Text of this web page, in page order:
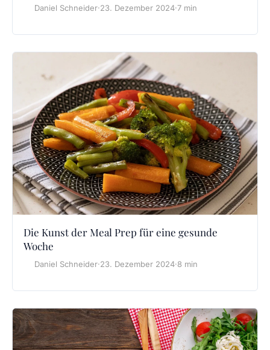
Daniel Schneider·23. Dezember 2024·7 min
Die Kunst der Meal Prep für eine gesunde
Woche
Daniel Schneider·23. Dezember 2024·8 min